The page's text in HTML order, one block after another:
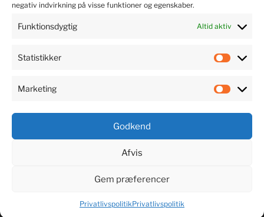
negativ indvirkning på visse funktioner og egenskaber.
Funktionsdygtig Altid aktiv
Statistikker
Marketing
Godkend
Afvis
Gem præferencer
PrivatlivspolitikPrivatlivspolitik